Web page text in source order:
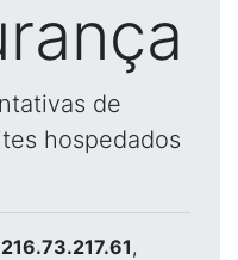
de
hospedados
216.73.217.61,